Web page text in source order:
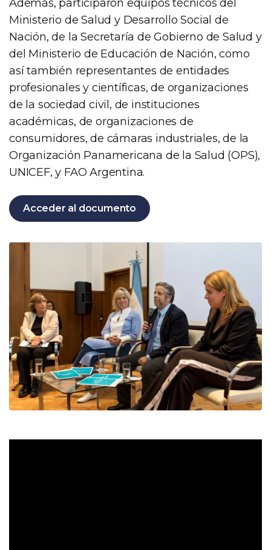
Además, participaron equipos técnicos del
Ministerio de Salud y Desarrollo Social de
Nación, de la Secretaría de Gobierno de Salud y
del Ministerio de Educación de Nación, como
así también representantes de entidades
profesionales y científicas, de organizaciones
de la sociedad civil, de instituciones
académicas, de organizaciones de
consumidores, de cámaras industriales, de la
Organización Panamericana de la Salud (OPS),
UNICEF, y FAO Argentina.
Acceder al documento